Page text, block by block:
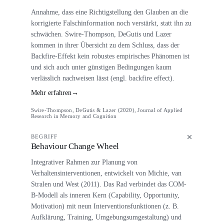
Annahme, dass eine Richtigstellung den Glauben an die
korrigierte Falschinformation noch verstärkt, statt ihn zu
schwächen. Swire-Thompson, DeGutis und Lazer
kommen in ihrer Übersicht zu dem Schluss, dass der
Backfire-Effekt kein robustes empirisches Phänomen ist
und sich auch unter günstigen Bedingungen kaum
verlässlich nachweisen lässt (engl. backfire effect).
Mehr erfahren →
Swire-Thompson, DeGutis & Lazer (2020), Journal of Applied
Research in Memory and Cognition
BEGRIFF
Behaviour Change Wheel
Integrativer Rahmen zur Planung von
Verhaltensinterventionen, entwickelt von Michie, van
Stralen und West (2011). Das Rad verbindet das COM-
B-Modell als inneren Kern (Capability, Opportunity,
Motivation) mit neun Interventionsfunktionen (z. B.
Aufklärung, Training, Umgebungsumgestaltung) und